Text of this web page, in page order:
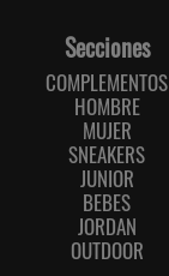
Secciones
COMPLEMENTOS
HOMBRE
MUJER
SNEAKERS
JUNIOR
BEBES
JORDAN
OUTDOOR